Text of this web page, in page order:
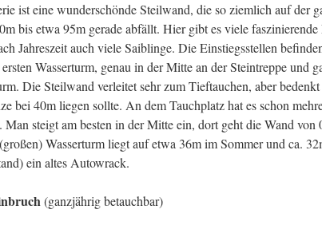
ist eine wunderschönde Steilwand, die so ziemlich auf der
bis etwa 95m gerade abfällt. Hier gibt es viele
Jahreszeit auch viele Saiblinge. Die Einstiegsstellen
Wasserturm, genau in der Mitte an der Steintreppe und
Die Steilwand verleitet sehr zum Tieftauchen, aber
bei 40m liegen sollte. An dem Tauchplatz hat es schon
Man steigt am besten in der Mitte ein, dort geht die Wand von
Wasserturm liegt auf etwa 36m im Sommer und ca.
ein altes Autowrack.
(ganzjährig betauchbar)